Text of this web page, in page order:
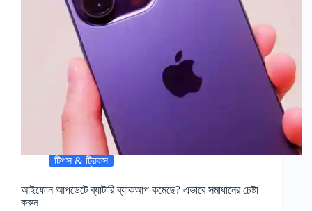
টিপস & ট্রিকস
আইফোন আপডেটে ব্যাটারি ব্যাকআপ কমেছে? এভাবে সমাধানের চেষ্টা
করুন